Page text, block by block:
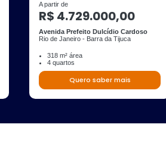
A partir de
R$ 4.729.000,00
Avenida Prefeito Dulcídio Cardoso
Rio de Janeiro - Barra da Tijuca
318 m² área
4 quartos
Quero saber mais